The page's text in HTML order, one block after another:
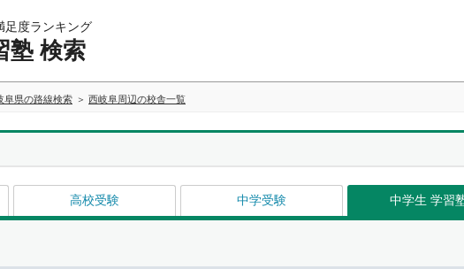
足度ランキング
塾 検索
阜県の路線検索 西岐阜周辺の校舎一覧
高校受験 中学受験 中学生 学習